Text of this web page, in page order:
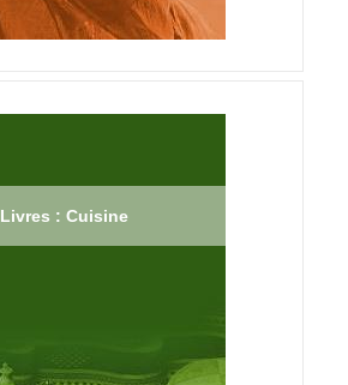
Livres : Cuisine